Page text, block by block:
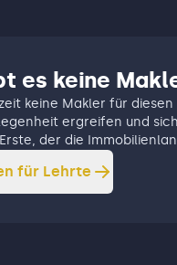
es keine
keine Makler für
ergreifen und
der die
für Lehrte